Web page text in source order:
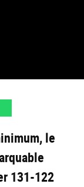
le
131-122